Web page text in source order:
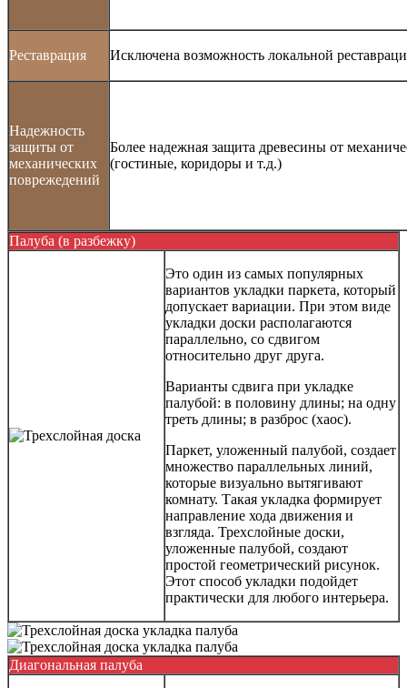
Реставрация Исключена возможность локальной
Надежность
защиты от
механических
поврежедений
Более надежная защита древесины от
(гостиные, коридоры и т.д.)
Палуба (в разбежку)
Это один из самых популярных
вариантов укладки паркета, который
допускает вариации. При этом виде
укладки доски располагаются
параллельно, со сдвигом
относительно друг друга.
Варианты сдвига при укладке
палубой: в половину длины; на одну
треть длины; в разброс (хаос).
Паркет, уложенный палубой, создает
множество параллельных линий,
которые визуально вытягивают
комнату. Такая укладка формирует
направление хода движения и
взгляда. Трехслойные доски,
уложенные палубой, создают
простой геометрический рисунок.
Этот способ укладки подойдет
практически для любого интерьера.
Диагональная палуба